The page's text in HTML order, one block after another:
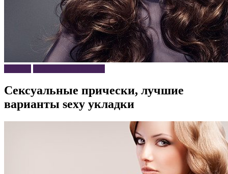
Сексуальные прически, лучшие
варианты sexy укладки